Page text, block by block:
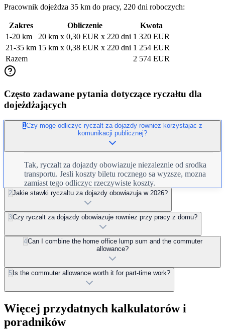
Pracownik dojeżdza 35 km do pracy, 220 dni roboczych:
Zakres Obliczenie
Kwota
1-20 km
20 km x 0,30 EUR x 220 dni 1 320 EUR
21-35 km 15 km x 0,38 EUR x 220 dni 1 254 EUR
Razem
2 574 EUR
Często zadawane pytania dotyczące ryczałtu dla
dojeżdżających
1 Czy moge odliczyc ryczalt za dojazdy rowniez korzystajac z
komunikacji publicznej?
Tak, ryczalt za dojazdy obowiazuje niezaleznie od srodka
transportu. Jesli koszty biletu rocznego sa wyzsze, mozna
zamiast tego odliczyc rzeczywiste koszty.
2Jakie stawki ryczaltu za dojazdy obowiazuja w 2026?
3Czy ryczalt za dojazdy obowiazuje rowniez przy pracy z domu?
4Can I combine the home office lump sum and the commuter
allowance?
5 Is the commuter allowance worth it for part-time work?
Więcej przydatnych kalkulatorów i
poradników